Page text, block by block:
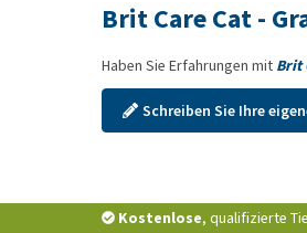
Servieren Sie das Futter
jederzeit Zugang zu
stehen. Bei der ersten
Brit Care Cat -
Haben Sie Erfahrungen mit Brit
Schreiben Sie Ihre
Kostenlose, qualifizierte